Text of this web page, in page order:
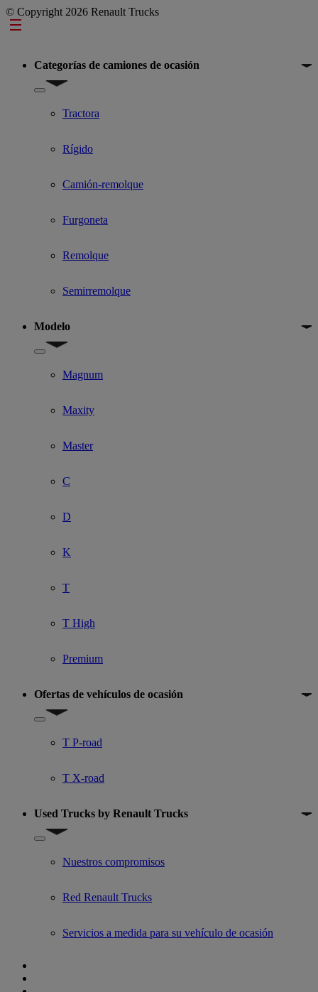
© Copyright 2026 Renault Trucks
Footer
Categorías de camiones de ocasión
Show submenu for Categorías de camiones de ocasión
Tractora
Rígido
Camión-remolque
Furgoneta
Remolque
Semirremolque
Modelo
Show submenu for Modelo
Magnum
Maxity
Master
C
D
K
T
T High
Premium
Ofertas de vehículos de ocasión
Show submenu for Ofertas de vehículos de ocasión
T P-road
T X-road
Used Trucks by Renault Trucks
Show submenu for Used Trucks by Renault Trucks
Nuestros compromisos
Red Renault Trucks
Servicios a medida para su vehículo de ocasión